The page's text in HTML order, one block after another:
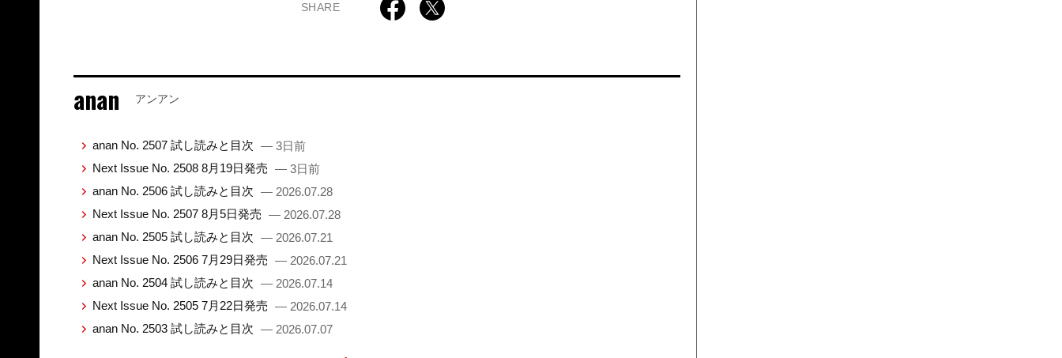
SHARE
anan アンアン
anan No. 2507 試し読みと目次 — 3日前
Next Issue No. 2508 8月19日発売 — 3日前
anan No. 2506 試し読みと目次 — 2026.07.28
Next Issue No. 2507 8月5日発売 — 2026.07.28
anan No. 2505 試し読みと目次 — 2026.07.21
Next Issue No. 2506 7月29日発売 — 2026.07.21
anan No. 2504 試し読みと目次 — 2026.07.14
Next Issue No. 2505 7月22日発売 — 2026.07.14
anan No. 2503 試し読みと目次 — 2026.07.07